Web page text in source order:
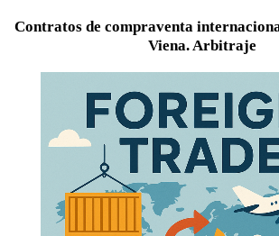
Contratos de compraventa
Viena. Arbitraje